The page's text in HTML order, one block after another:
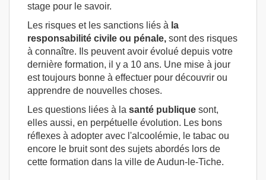
stage pour le savoir.
Les risques et les sanctions liés à la
responsabilité civile ou pénale, sont des risques
à connaître. Ils peuvent avoir évolué depuis votre
dernière formation, il y a 10 ans. Une mise à jour
est toujours bonne à effectuer pour découvrir ou
apprendre de nouvelles choses.
Les questions liées à la santé publique sont,
elles aussi, en perpétuelle évolution. Les bons
réflexes à adopter avec l'alcoolémie, le tabac ou
encore le bruit sont des sujets abordés lors de
cette formation dans la ville de Audun-le-Tiche.